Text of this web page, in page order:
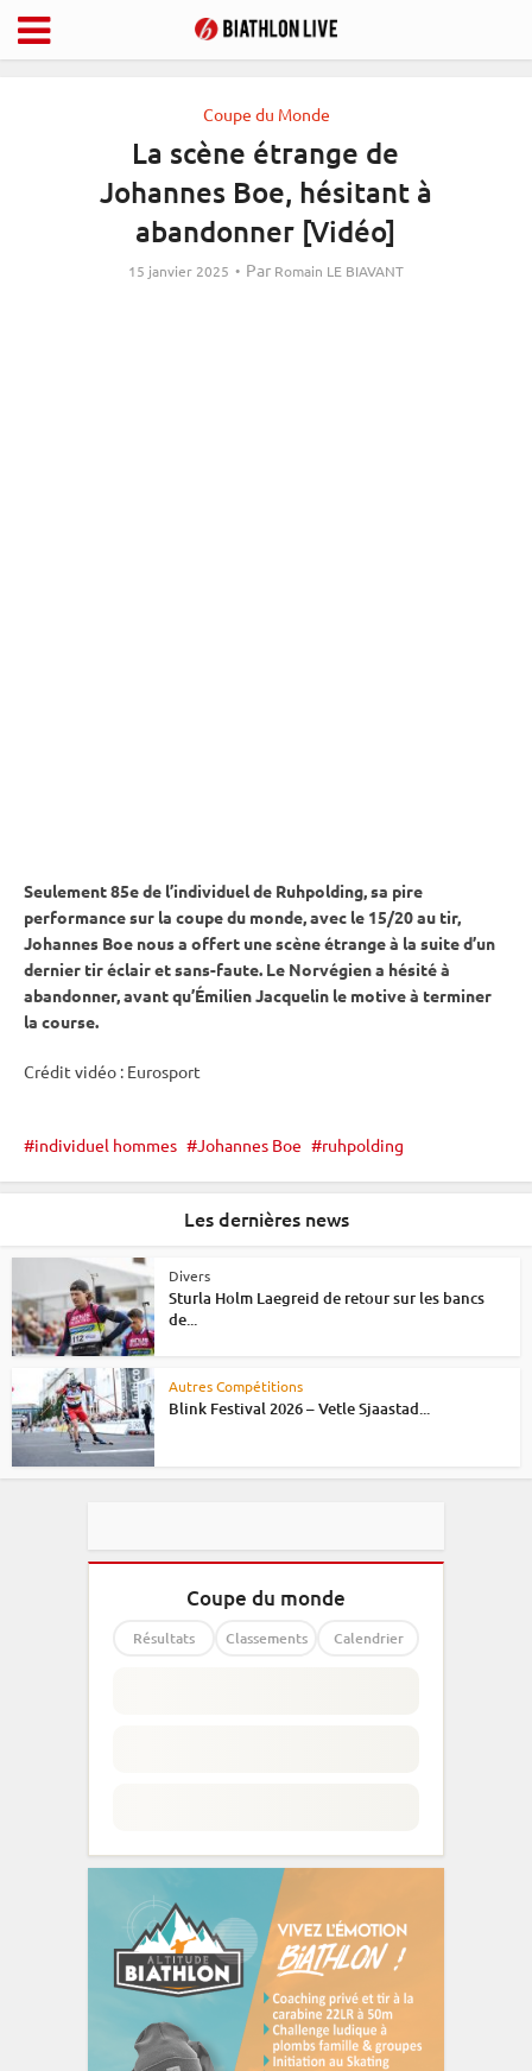
Coupe du Monde
La scène étrange de
Johannes Boe, hésitant à
abandonner [Vidéo]
15 janvier 2025 Par Romain LE BIAVANT
Seulement 85e de l’individuelde Ruhpolding, sa pire
performance sur la coupe du monde, avec le 15/20 au tir,
Johannes Boe nous a offert une scène étrange à la suite d’un
dernier tir éclair et sans-faute. Le Norvégien a hésité à
abandonner, avant qu’Émilien Jacquelin le motive à terminer
la course.
Crédit vidéo : Eurosport
individuel hommes Johannes Boe ruhpolding
Les dernières news
Divers
Sturla Holm Laegreid de retour sur les bancs
de...
Autres Compétitions
Blink Festival 2026 – Vetle Sjaastad...
Coupe du monde
Résultats Classements Calendrier